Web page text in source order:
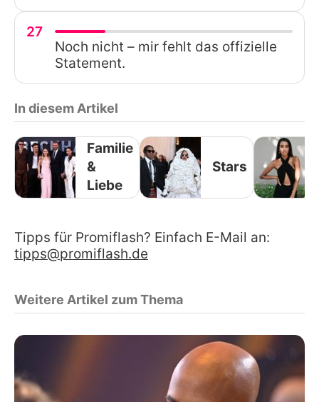
27
Noch nicht – mir fehlt das offizielle
Statement.
In diesem Artikel
Familie
&
Liebe
Stars
Tipps für Promiflash? Einfach E-Mail an:
tipps@promiflash.de
Weitere Artikel zum Thema